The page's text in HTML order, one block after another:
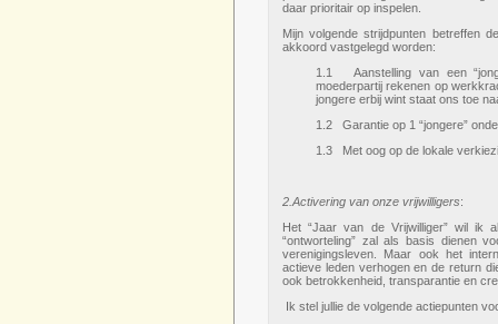
daar prioritair op inspelen.
Mijn volgende strijdpunten betreffen
akkoord vastgelegd worden:
1.1 Aanstelling van een
moederpartij rekenen op
jongere erbij wint staat ons toe
1.2 Garantie op 1 “jongere”
1.3 Met oog op de lokale
2.Activering van onze vrijwilligers:
Het “Jaar van de Vrijwilliger” wil ik
“ontworteling” zal als basis dienen
verenigingsleven. Maar ook het
actieve leden verhogen en de return
ook betrokkenheid, transparantie en
Ik stel jullie de volgende actiepunten